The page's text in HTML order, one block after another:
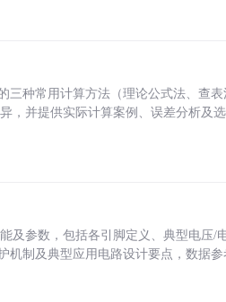
三种常用计算方法（理论公式法、查
，并提供实际计算案例、误差分析及
及参数，包括各引脚定义、典型电压
机制及典型应用电路设计要点，数据